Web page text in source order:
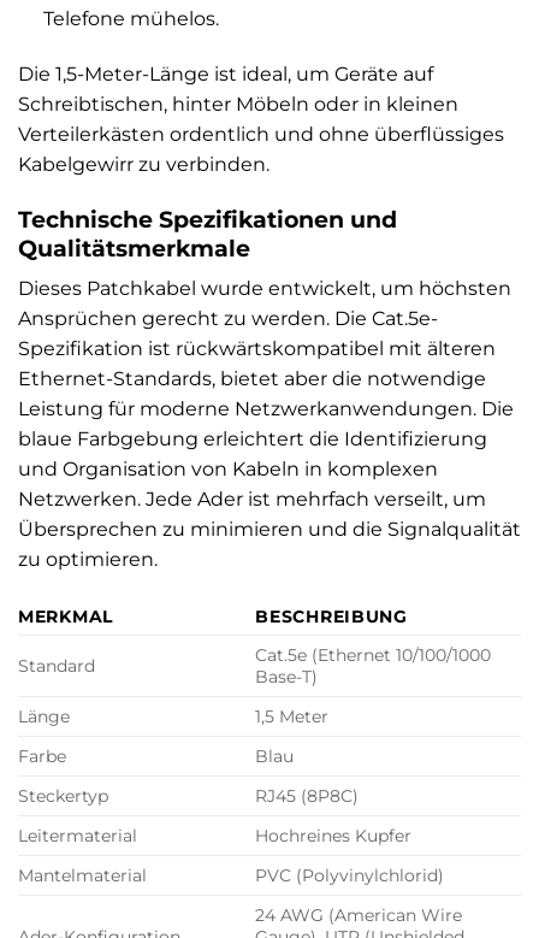
Telefone mühelos.
Die 1,5-Meter-Länge ist ideal, um Geräte auf
Schreibtischen, hinter Möbeln oder in kleinen
Verteilerkästen ordentlich und ohne überflüssiges
Kabelgewirr zu verbinden.
Technische Spezifikationen und
Qualitätsmerkmale
Dieses Patchkabel wurde entwickelt, um höchsten
Ansprüchen gerecht zu werden. Die Cat.5e-
Spezifikation ist rückwärtskompatibel mit älteren
Ethernet-Standards, bietet aber die notwendige
Leistung für moderne Netzwerkanwendungen. Die
blaue Farbgebung erleichtert die Identifizierung
und Organisation von Kabeln in komplexen
Netzwerken. Jede Ader ist mehrfach verseilt, um
Übersprechen zu minimieren und die Signalqualität
zu optimieren.
MERKMAL BESCHREIBUNG
Standard
Cat.5e (Ethernet 10/100/1000
Base-T)
Länge
1,5 Meter
Farbe
Blau
Steckertyp
RJ45 (8P8C)
Leitermaterial
Hochreines Kupfer
Mantelmaterial
PVC (Polyvinylchlorid)
24 AWG (American Wire